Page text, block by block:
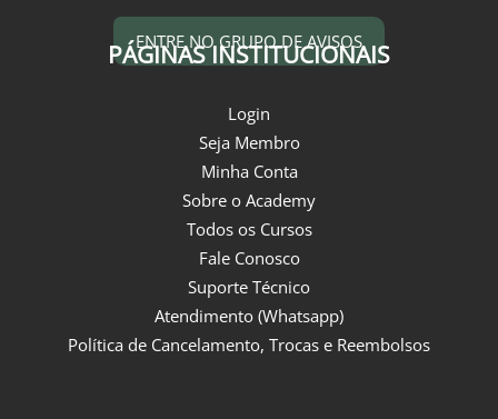
ENTRE NO GRUPO DE AVISOS
PÁGINAS INSTITUCIONAIS
Login
Seja Membro
Minha Conta
Sobre o Academy
Todos os Cursos
Fale Conosco
Suporte Técnico
Atendimento (Whatsapp)
Política de Cancelamento, Trocas e Reembolsos